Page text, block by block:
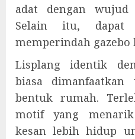
adat dengan
Selain itu, dapat
memperindah gazebo
Lisplang identik
biasa dimanfaatkan
bentuk rumah.
motif yang
kesan lebih hidup